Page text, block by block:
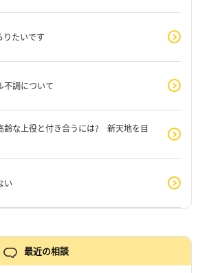
りたいです
不調について
齢な上役と付き合うには? 新天地を目
い
最近の相談